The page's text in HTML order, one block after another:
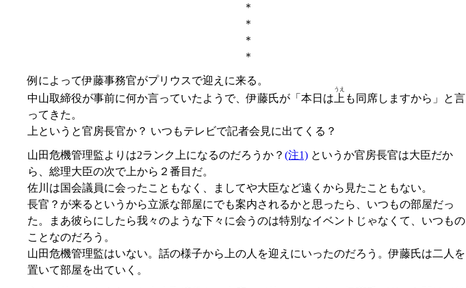
＊
＊
＊
＊
例によって伊藤事務官がプリウスで迎えに来る。
中山取締役が事前に何か言っていたようで、伊藤氏が「本日は 上
うえ
も同席しますから」と言
ってきた。
上というと官房長官か？ いつもテレビで記者会見に出てくる？
山田危機管理監よりは2ランク上になるのだろうか？ (注1) というか官房長官は大臣だか
ら、総理大臣の次で上から２番目だ。
佐川は国会議員に会ったこともなく、ましてや大臣など遠くから見たこともない。
長官？が来るというから立派な部屋にでも案内されるかと思ったら、いつもの部屋だっ
た。まあ彼らにしたら我々のような下々に会うのは特別なイベントじゃなくて、いつもの
ことなのだろう。
山田危機管理監はいない。話の様子から上の人を迎えにいったのだろう。伊藤氏は二人を
置いて部屋を出ていく。